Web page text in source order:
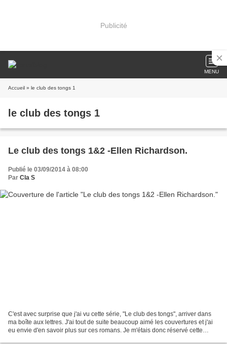
Publicité
MENU
Accueil » le club des tongs 1
le club des tongs 1
Le club des tongs 1&2 -Ellen Richardson.
Publié le 03/09/2014 à 08:00
Par Cla S
C'est avec surprise que j'ai vu cette série, "Le club des tongs", arriver dans
ma boîte aux lettres. J'ai tout de suite beaucoup aimé les couvertures et j'ai
eu envie d'en savoir plus sur ces romans. Je m'étais donc réservé cette